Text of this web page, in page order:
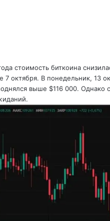
стоимость биткоина
октября. В понедельник, 13
выше $116 000. Однако